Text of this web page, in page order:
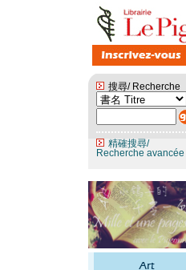
搜尋/ Recherche
精確搜尋/
Recherche avancée